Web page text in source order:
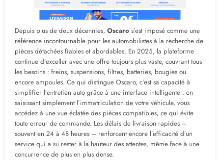
Depuis plus de deux décennies, Oscaro s’est imposé comme une
référence incontournable pour les automobilistes à la recherche de
pièces détachées fiables et abordables. En 2025, la plateforme
continue d’exceller avec une offre toujours plus vaste, couvrant tous
les besoins : freins, suspensions, filtres, batteries, bougies ou
encore ampoules. Ce qui distingue Oscaro, c’est sa capacité à
simplifier l’entretien auto grâce à une interface intelligente : en
saisissant simplement l’immatriculation de votre véhicule, vous
accédez à une vue éclatée des pièces compatibles, ce qui évite
toute erreur de commande. Les délais de livraison rapides –
souvent en 24 à 48 heures – renforcent encore l’efficacité d’un
service qui a su rester à la hauteur des attentes, même face à une
concurrence de plus en plus dense.